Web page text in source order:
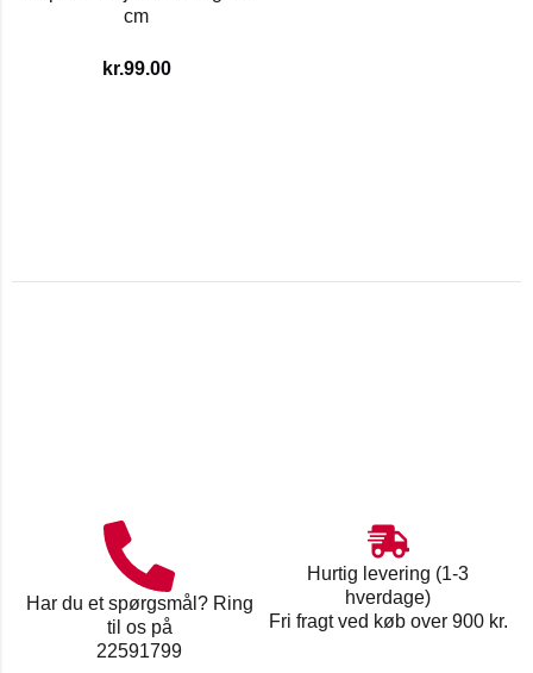
cm
kr.99.00
Har du et spørgsmål? Ring
til os på
22591799
Hurtig levering (1-3
hverdage)
Fri fragt ved køb over 900 kr.